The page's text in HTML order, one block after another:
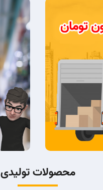
محصولات تولیدی